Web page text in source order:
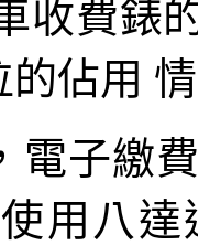
收費錶
佔用
電子繳
用八